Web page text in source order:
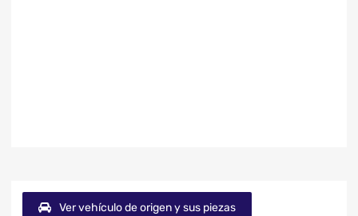
Ver vehículo de origen y sus piezas